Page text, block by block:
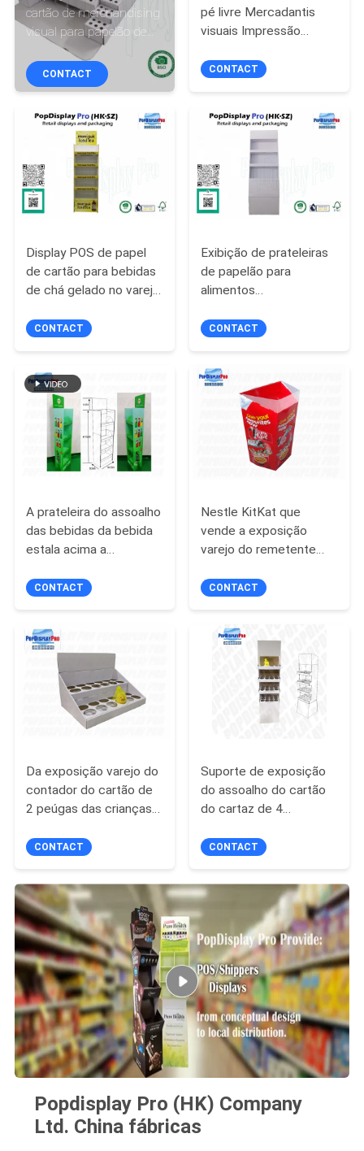
EXCURSÃO
DA
FÁBRICA
CONTROLE
QUALIDADE
NOS
UMAS
MAPA
SITE
PRIVACY
POLICY
cartão de merchandising
visual para papelão de
papelão de volta à escola
CONTACT
pé livre Mercadantis
visuais Impressão
remetentes nas lojas
CONTACT
Display POS de papel
de cartão para bebidas
de chá gelado no varejo
CONTACT
Exibição de prateleiras
de papelão para
alimentos
CONTACT
A prateleira do assoalho
das bebidas da bebida
estala acima a
arrendada das séries
CONTACT
Nestle KitKat que
vende a exposição
varejo do remetente
CONTACT
Da exposição varejo do
contador do cartão de
2 peúgas das crianças
papel de pouco peso
CONTACT
Suporte de exposição
do assoalho do cartão
do cartaz de 4
cremalheiras de
com divisores
CONTACT
Popdisplay Pro (HK) Company
Ltd. China fábricas